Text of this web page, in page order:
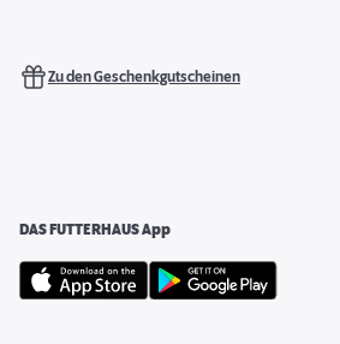
Zu den Geschenkgutscheinen
DAS FUTTERHAUS App